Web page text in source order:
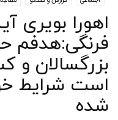
اهورا بویری
فرنگی:هدفم
بزرگسالان و
است شرایط
شده